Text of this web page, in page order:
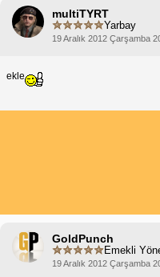
multiTYRT
Yarbay
19 Aralık 2012 Çarşamba
ekle
GoldPunch
Emekli
19 Aralık 2012 Çarşamba